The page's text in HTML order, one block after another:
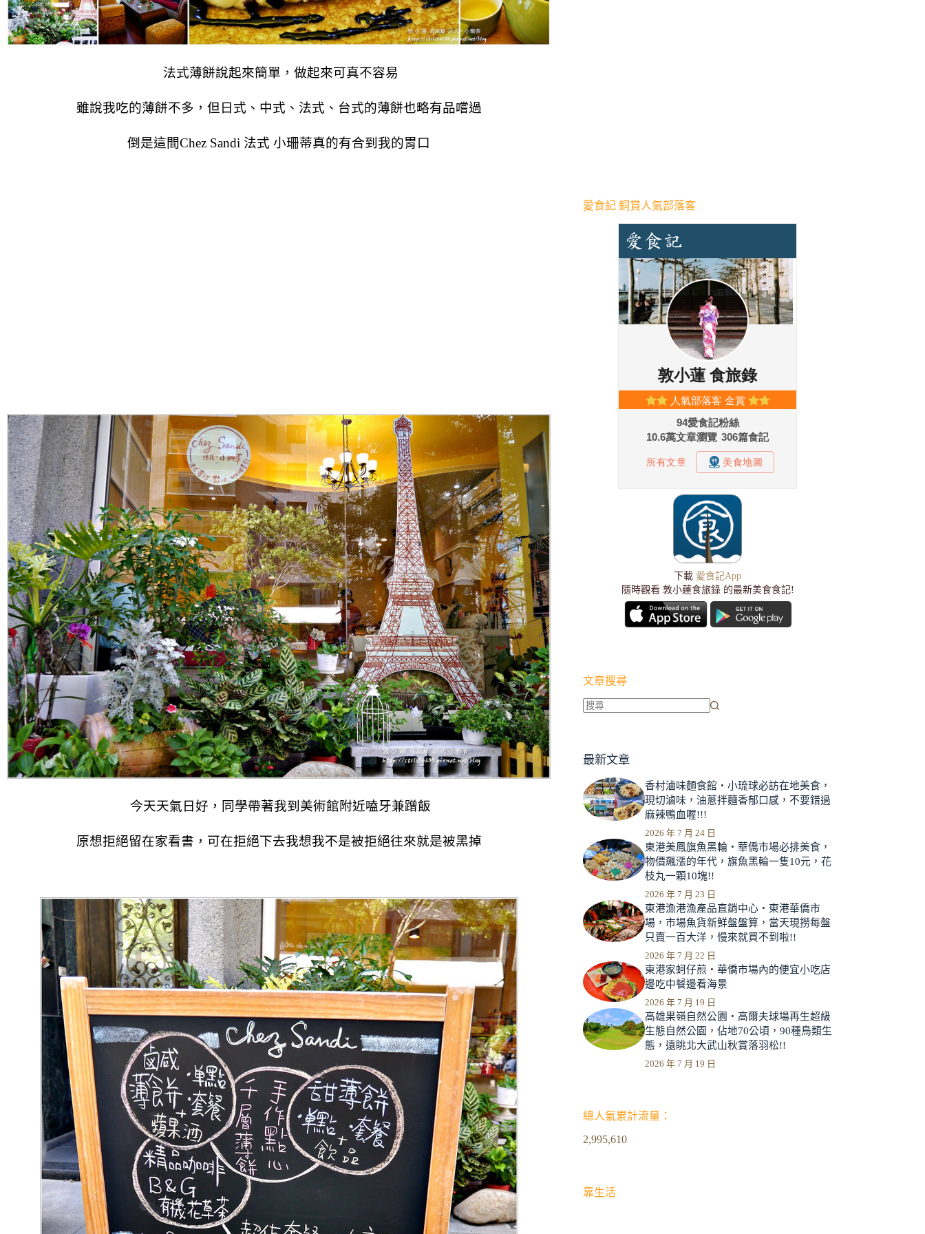
法式薄餅說起來簡單，做起來可真不容易
雖說我吃的薄餅不多，但日式、中式、法式、台式的薄餅也略有品嚐過
倒是這間Chez Sandi 法式 小珊蒂真的有合到我的胃口
今天天氣日好，同學帶著我到美術館附近嗑牙兼蹭飯
原想拒絕留在家看書， 可在拒絕下去我想我不是被拒絕往來就是被黑掉
愛食記 銅賞人氣部落客
下載 愛食記App
隨時觀看 敦小蓮食旅錄 的最新美食食記!
文章搜尋
到
合
條
結
果
最新文章
香村滷味麵食館‧小琉球必訪在地美食，
現切滷味，油蔥拌麵香郁口感，不要錯過
麻辣鴨血喔!!!
2026 年 7 月 24 日
東港美鳳旗魚黑輪‧華僑市場必排美食，
物價飆漲的年代，旗魚黑輪一隻10元，花
枝丸一顆10塊!!
2026 年 7 月 23 日
東港漁港漁產品直銷中心‧東港華僑市
場，市場魚貨新鮮盤盤算，當天現撈每盤
只賣一百大洋，慢來就買不到啦!!
2026 年 7 月 22 日
東港家蚵仔煎‧華僑市場內的便宜小吃店
邊吃中餐邊看海景
2026 年 7 月 19 日
高雄果嶺自然公園‧高爾夫球場再生超級
生態自然公園，佔地70公頃，90種鳥類生
態，遠眺北大武山秋賞落羽松!!
2026 年 7 月 19 日
總人氣累計流量：
2,995,610
靠生活